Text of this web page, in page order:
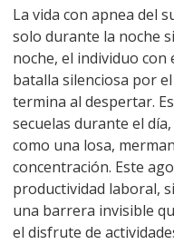
La vida con apnea del
solo durante la noche
noche, el individuo
batalla silenciosa por
termina al despertar.
secuelas durante el
como una losa,
concentración. Este
productividad laboral,
una barrera invisible
el disfrute de